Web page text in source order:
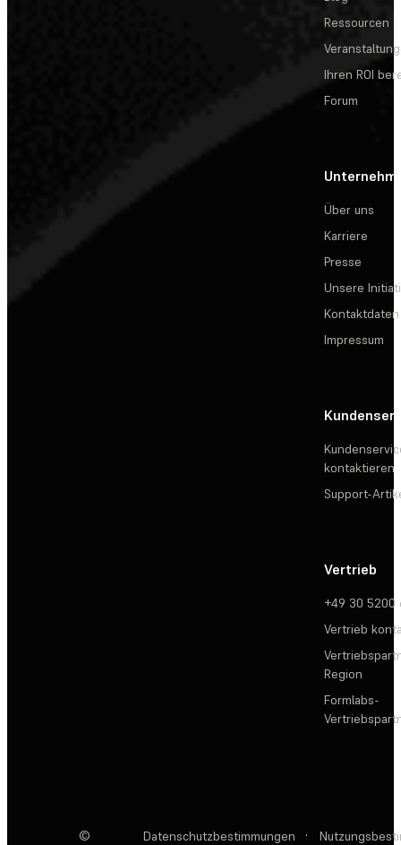
Ressourcen
Ihren ROI
Forum
Über uns
Karriere
Presse
Unsere
Kontaktdaten
Impressum
kontaktieren
Support-
Vertrieb
+49 30 5200
Vertrieb
Region
Formlabs-
©
Datenschutzbestimmungen ·